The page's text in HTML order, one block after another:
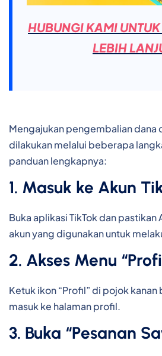
HUBUNGI KAMI
LEBIH
Mengajukan pengembalian dana
dilakukan melalui beberapa
panduan lengkapnya:
1. Masuk ke Akun
Buka aplikasi TikTok dan pastikan
akun yang digunakan untuk
2. Akses Menu
Ketuk ikon “Profil” di pojok kanan
masuk ke halaman profil.
3. Buka “Pesanan